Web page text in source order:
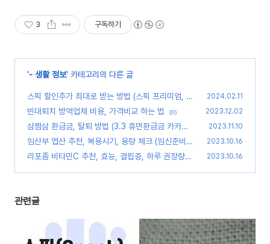
3 구독하기
'- 생활 정보' 카테고리의 다른 글
스픽 할인추가 최대로 받는 방법 (스픽 프리미엄, 프
리미엄 플러스 할인)
(0)
2024.02.11
빈대퇴치 방역업체 비용, 가격비교 하는 법 (0) 2023.12.02
삼쩜삼 환급금, 탈퇴 방법 (3.3 휴먼환급금 카카오
톡)
(0)
2023.11.10
임산부 엽산 추천, 복용시기, 용량 체크 (임신준비
활성엽산)
(0)
2023.10.16
리포좀 비타민C 추천, 효능, 결핍증, 하루 권장량
2023.10.16
관련글